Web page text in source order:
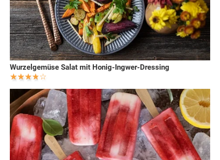
Wurzelgemüse Salat mit Honig-Ingwer-Dressing